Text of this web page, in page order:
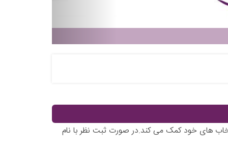
های خود کمک می کند.در صورت ثبت نظر با نام